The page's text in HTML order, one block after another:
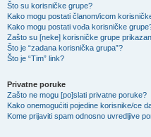
Što su korisničke grupe?
Kako mogu postati članom/icom
Kako mogu postati vođa korisničke
Zašto su [neke] korisničke grupe
Što je “zadana korisnička grupa”?
Što je “Tim” link?
Privatne poruke
Zašto ne mogu [po]slati privatne poruke?
Kako onemogućiti pojedine korisnike/ce
Kome prijaviti spam odnosno uvredljive